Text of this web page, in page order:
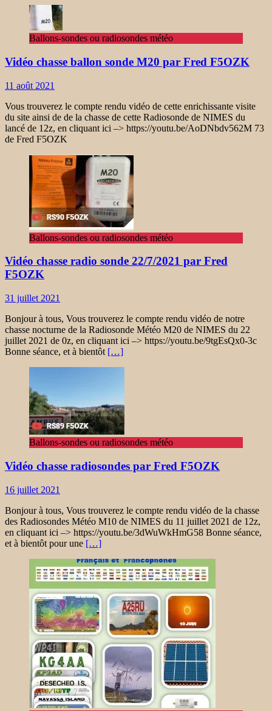
Ballons-sondes ou radiosondes météo
Vidéo chasse ballon sonde M20 par Fred F5OZK
11 août 2021
Vous trouverez le compte rendu vidéo de cette enrichissante visite
du site ainsi de de la chasse de cette Radiosonde de NIMES du
lancé de 12z, en cliquant ici –> https://youtu.be/AoDNbdv562M 73
de Fred F5OZK
Ballons-sondes ou radiosondes météo
Vidéo chasse radio sonde 22/7/2021 par Fred
F5OZK
31 juillet 2021
Bonjour à tous, Vous trouverez le compte rendu vidéo de notre
chasse nocturne de la Radiosonde Météo M20 de NIMES du 22
juillet 2021 de 0z, en cliquant ici –> https://youtu.be/9tgEsQx0-3c
Bonne séance, et à bientôt […]
Ballons-sondes ou radiosondes météo
Vidéo chasse radiosondes par Fred F5OZK
16 juillet 2021
Bonjour à tous, Vous trouverez le compte rendu vidéo de la chasse
des Radiosondes Météo M10 de NIMES du 11 juillet 2021 de 12z,
en cliquant ici –> https://youtu.be/3dWuWkHmG58 Bonne séance,
et à bientôt pour une […]